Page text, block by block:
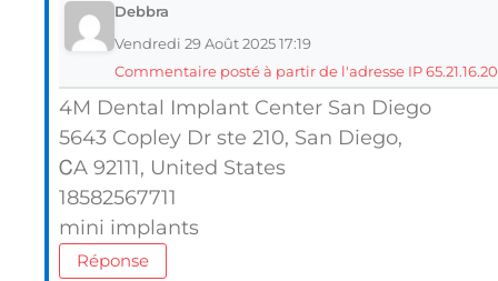
Debbra
Vendredi 29 Août 2025 17:19
Commentaire posté à partir de l'adresse IP
4M Dental Implant Center San Diego
5643 Copley Dr ste 210, San Diego,
ᏟA 92111, United Statеs
18582567711
mini implants
Réponse